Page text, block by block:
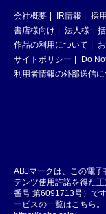
会社概要 IR情報 採
書店様向け
法人様一
作品の利用について
サイトポリシー
Do
利用者情報の外部送信に
ABJマークは、この電
テンツ使用許諾を得た
番号 第6091713号）で
ービスの一覧はこちら。